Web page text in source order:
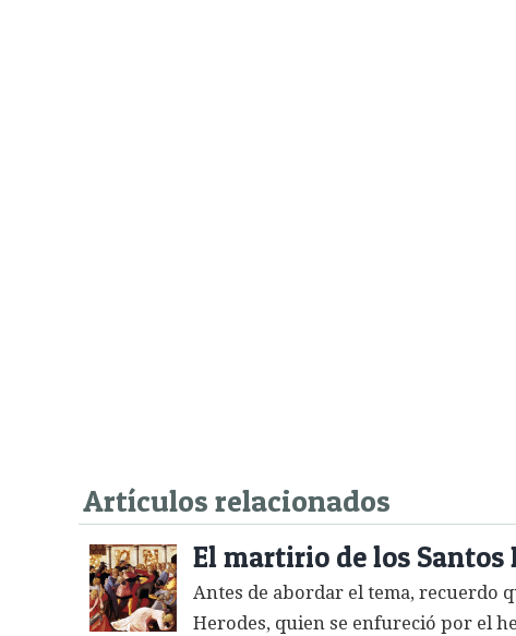
Artículos relacionados
El martirio de los Santos
Antes de abordar el tema, recuerdo
Herodes, quien se enfureció por el